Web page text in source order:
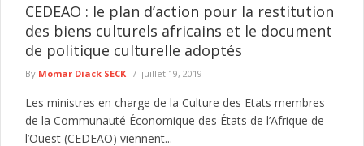
CEDEAO : le plan d’action pour la restitution
des biens culturels africains et le document
de politique culturelle adoptés
By Momar Diack SECK juillet 19, 2019
Les ministres en charge de la Culture des Etats membres
de la Communauté Économique des États de l’Afrique de
l’Ouest (CEDEAO) viennent...